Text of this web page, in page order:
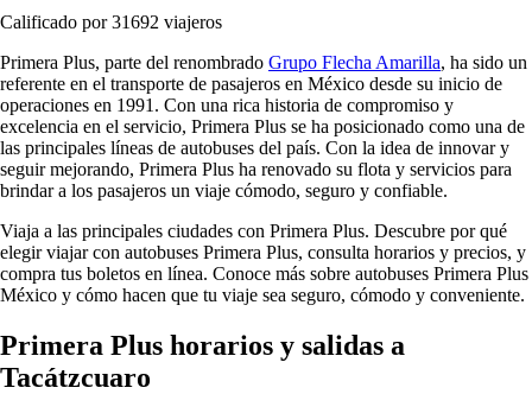
Calificado por 31692 viajeros
Primera Plus, parte del renombrado Grupo Flecha Amarilla, ha sido un
referente en el transporte de pasajeros en México desde su inicio de
operaciones en 1991. Con una rica historia de compromiso y
excelencia en el servicio, Primera Plus se ha posicionado como una de
las principales líneas de autobuses del país. Con la idea de innovar y
seguir mejorando, Primera Plus ha renovado su flota y servicios para
brindar a los pasajeros un viaje cómodo, seguro y confiable.
Viaja a las principales ciudades con Primera Plus. Descubre por qué
elegir viajar con autobuses Primera Plus, consulta horarios y precios, y
compra tus boletos en línea. Conoce más sobre autobuses Primera Plus
México y cómo hacen que tu viaje sea seguro, cómodo y conveniente.
Primera Plus horarios y salidas a
Tacátzcuaro